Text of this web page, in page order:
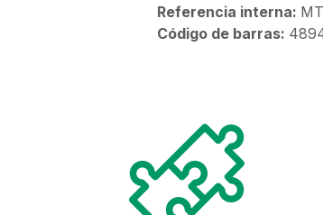
Referencia interna:
Código de barras: